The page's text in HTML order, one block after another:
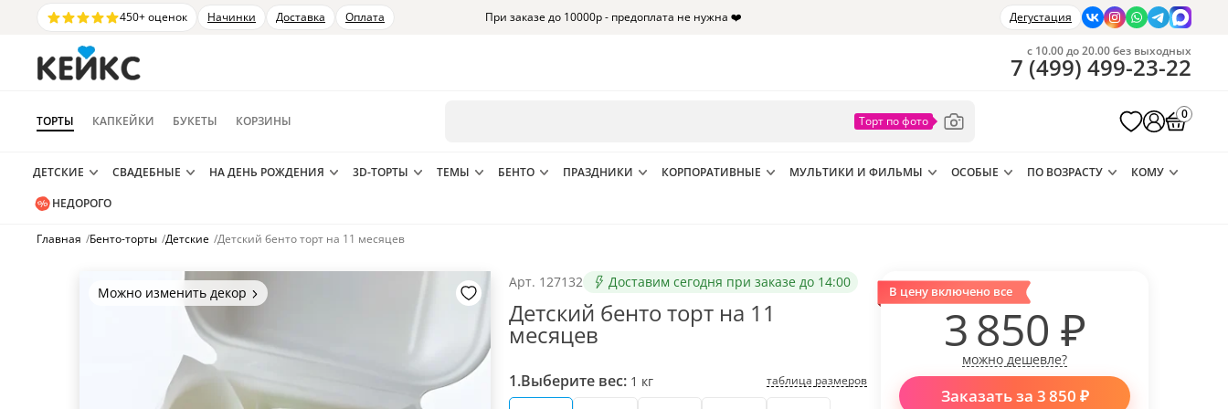
450+ оценок Начинки Доставка Оплата При заказе до 10000р - предоплата не нужна ❤️ Дегустация
ТОРТЫ КАПКЕЙКИ БУКЕТЫ КОРЗИНЫ
с 10.00 до 20.00 без выходных
7 (499) 499-23-22
0
ДЕТСКИЕ СВАДЕБНЫЕ НА ДЕНЬ РОЖДЕНИЯ 3D-ТОРТЫ ТЕМЫ БЕНТО ПРАЗДНИКИ КОРПОРАТИВНЫЕ МУЛЬТИКИ И ФИЛЬМЫ ОСОБЫЕ ПО ВОЗРАСТУ
КОМУ
НЕДОРОГО
Главная /Бенто-торты /Детские /Детский бенто торт на 11 месяцев
Можно изменить декор
Цвет покрытия, надписи,
элементы и фигурки.
Арт. 127132 Доставим сегодня при заказе до 14:00
Детский бенто торт на 11
месяцев
1.Выберите вес: 1 кг таблица размеров
В цену включено все
3 850 ₽
можно дешевле?
Заказать за 3 850 ₽